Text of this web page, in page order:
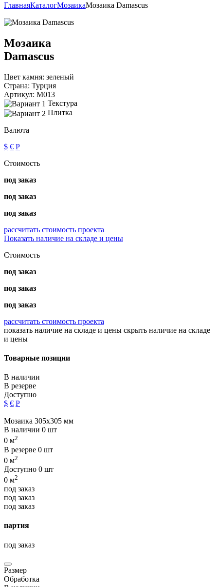
ГлавнаяКаталогМозаикаМозаика Damascus
Мозаика
Damascus
Цвет камня: зеленый
Страна: Турция
Артикул: M013
Текстура
Плитка
Валюта
$ € Р
Стоимость
под заказ
под заказ
под заказ
рассчитать стоимость проекта
Показать наличие на складе и цены
Стоимость
под заказ
под заказ
под заказ
рассчитать стоимость проекта
показать наличие на складе и цены скрыть наличие на складе
и цены
Товарные позиции
В наличии
В резерве
Доступно
$ € Р
Мозаика 305х305 мм
В наличии 0 шт
0 м2
В резерве 0 шт
0 м2
Доступно 0 шт
0 м2
под заказ
под заказ
под заказ
партия
под заказ
Размер
Обработка